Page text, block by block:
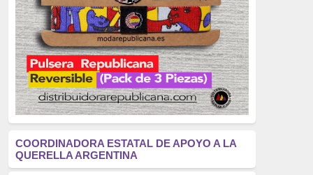
Cultura
(2163)
Guerra
(1674)
genocidio
(1234)
mujer
(1070)
Eventos
(914)
COORDINADORA ESTATAL DE APOYO A LA
QUERELLA ARGENTINA